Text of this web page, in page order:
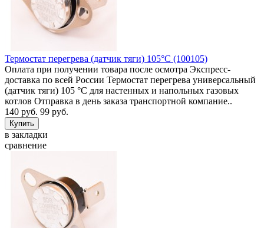
Термостат перегрева (датчик тяги) 105°C (100105)
Оплата при получении товара после осмотра Экспресс-
доставка по всей России Термостат перегрева универсальный
(датчик тяги) 105 °C для настенных и напольных газовых
котлов Отправка в день заказа транспортной компание..
140 руб. 99 руб.
в закладки
сравнение